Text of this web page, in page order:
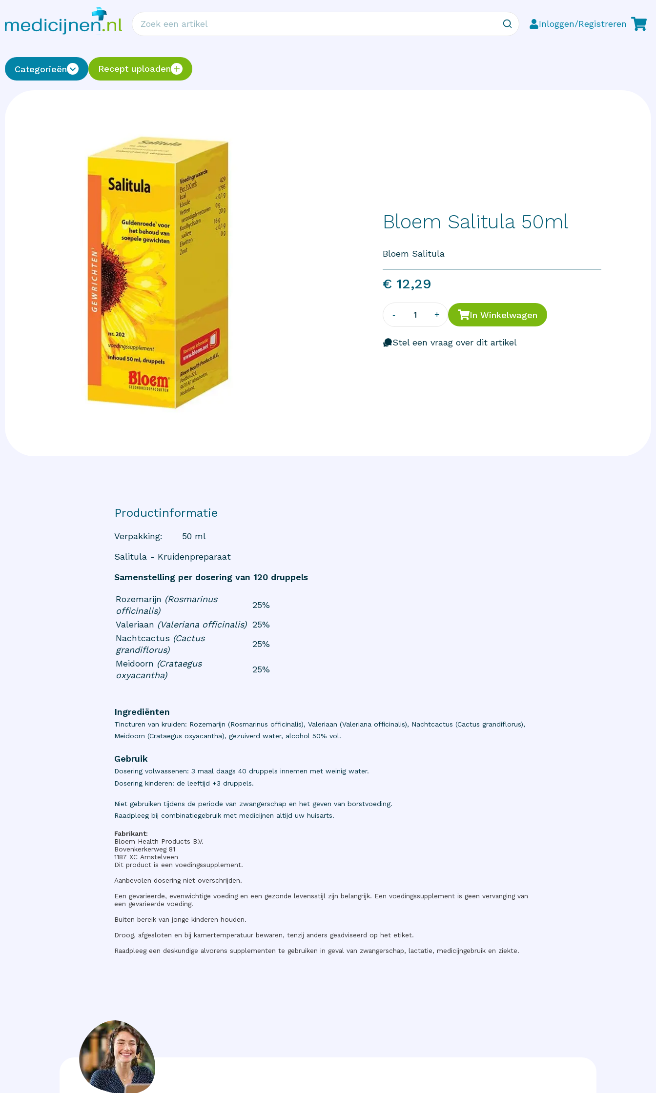
Inloggen/Registreren
Categorieën Recept uploaden
Bloem Salitula 50ml
Bloem Salitula
€ 12,29
- 1 + In Winkelwagen
Stel een vraag over dit artikel
Productinformatie
Verpakking:
50 ml
Salitula - Kruidenpreparaat
Samenstelling per dosering van 120 druppels
Rozemarijn (Rosmarinus
officinalis)
25%
Valeriaan (Valeriana officinalis) 25%
Nachtcactus (Cactus
grandiflorus)
25%
Meidoorn (Crataegus
oxyacantha)
25%
Ingrediënten
Tincturen van kruiden: Rozemarijn (Rosmarinus officinalis), Valeriaan (Valeriana officinalis), Nachtcactus (Cactus grandiflorus),
Meidoorn (Crataegus oxyacantha), gezuiverd water, alcohol 50% vol.
Gebruik
Dosering volwassenen: 3 maal daags 40 druppels innemen met weinig water.
Dosering kinderen: de leeftijd +3 druppels.
Niet gebruiken tijdens de periode van zwangerschap en het geven van borstvoeding.
Raadpleeg bij combinatiegebruik met medicijnen altijd uw huisarts.
Fabrikant:
Bloem Health Products B.V.
Bovenkerkerweg 81
1187 XC Amstelveen​​​​​​​
Dit product is een voedingssupplement.
Aanbevolen dosering niet overschrijden.
Een gevarieerde, evenwichtige voeding en een gezonde levensstijl zijn belangrijk. Een voedingssupplement is geen vervanging van
een gevarieerde voeding.
Buiten bereik van jonge kinderen houden.
Droog, afgesloten en bij kamertemperatuur bewaren, tenzij anders geadviseerd op het etiket.
Raadpleeg een deskundige alvorens supplementen te gebruiken in geval van zwangerschap, lactatie, medicijngebruik en ziekte.